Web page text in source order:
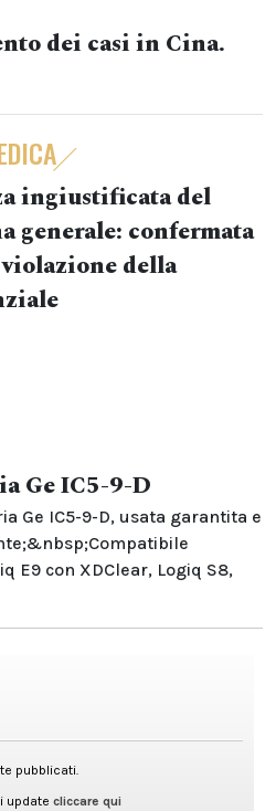
dei casi in Cina.
ingiustificata del
generale: confermata
della
Ge IC5-9-D
Ge IC5-9-D, usata garantita e
E9 con XDClear, Logiq S8,